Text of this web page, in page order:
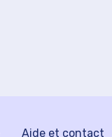
Aide et contact